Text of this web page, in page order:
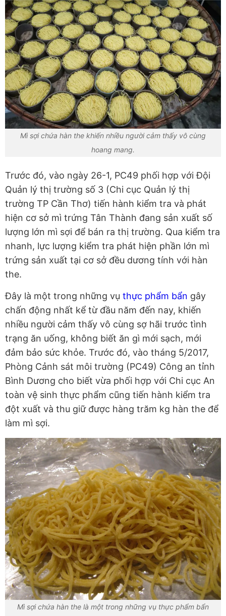
Mì sợi chứa hàn the khiến nhiều người cảm thấy vô cùng
hoang mang.
Trước đó, vào ngày 26-1, PC49 phối hợp với Đội
Quản lý thị trường số 3 (Chi cục Quản lý thị
trường TP Cần Thơ) tiến hành kiểm tra và phát
hiện cơ sở mì trứng Tân Thành đang sản xuất số
lượng lớn mì sợi để bán ra thị trường. Qua kiểm tra
nhanh, lực lượng kiểm tra phát hiện phần lớn mì
trứng sản xuất tại cơ sở đều dương tính với hàn
the.
Đây là một trong những vụ thực phẩm bẩn gây
chấn động nhất kể từ đầu năm đến nay, khiến
nhiều người cảm thấy vô cùng sợ hãi trước tình
trạng ăn uống, không biết ăn gì mới sạch, mới
đảm bảo sức khỏe. Trước đó, vào tháng 5/2017,
Phòng Cảnh sát môi trường (PC49) Công an tỉnh
Bình Dương cho biết vừa phối hợp với Chi cục An
toàn vệ sinh thực phẩm cũng tiến hành kiểm tra
đột xuất và thu giữ được hàng trăm kg hàn the để
làm mì sợi.
Mì sợi chứa hàn the là một trong những vụ thực phẩm bẩn